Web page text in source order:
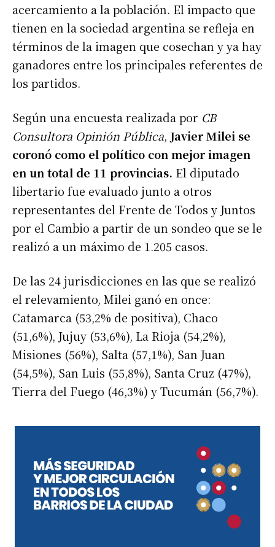
acercamiento a la población. El impacto que
tienen en la sociedad argentina se refleja en
términos de la imagen que cosechan y ya hay
ganadores entre los principales referentes de
los partidos.
Según una encuesta realizada por CB
Consultora Opinión Pública, Javier Milei se
coronó como el político con mejor imagen
en un total de 11 provincias. El diputado
libertario fue evaluado junto a otros
representantes del Frente de Todos y Juntos
por el Cambio a partir de un sondeo que se le
realizó a un máximo de 1.205 casos.
De las 24 jurisdicciones en las que se realizó
el relevamiento, Milei ganó en once:
Catamarca (53,2% de positiva), Chaco
(51,6%), Jujuy (53,6%), La Rioja (54,2%),
Misiones (56%), Salta (57,1%), San Juan
(54,5%), San Luis (55,8%), Santa Cruz (47%),
Tierra del Fuego (46,3%) y Tucumán (56,7%).